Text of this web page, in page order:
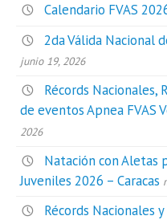
Calendario FVAS
2da Válida Nacional
junio 19, 2026
Récords Nacionales,
de eventos Apnea FVAS
2026
Natación con Aletas
Juveniles 2026 – Caracas
Récords Nacionales